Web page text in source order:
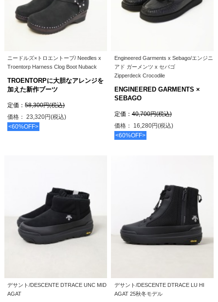
ニードルズ×トロエントープ/ Needles x
Troentorp Harness Clog Boot Nuback
TROENTORPに大胆なアレンジを
加えた新作ブーツ
定価：58,300円(税込)
価格： 23,320円(税込)
<60%OFF>
Engineered Garments x Sebago/エンジニ
アド ガーメンツ x セバゴ
Zipperdeck Crocodile
ENGINEERED GARMENTS ×
SEBAGO
定価：40,700円(税込)
価格： 16,280円(税込)
<60%OFF>
デサント/DESCENTE DTRACE UNC MID
AGAT
デサント/DESCENTE DTRACE LU HI
AGAT 25秋冬モデル